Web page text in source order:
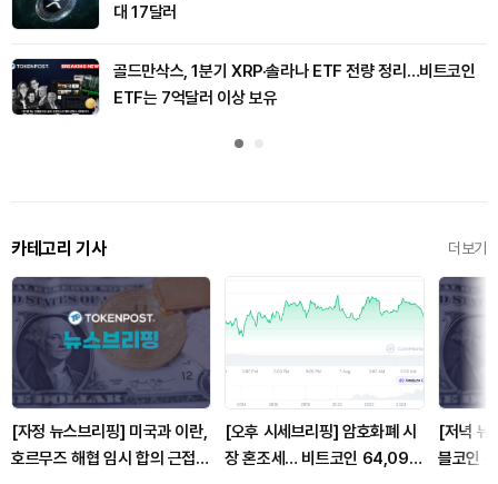
대 17달러
골드만삭스, 1분기 XRP·솔라나 ETF 전량 정리…비트코인
ETF는 7억달러 이상 보유
카테고리 기사 더보기
[자정 뉴스브리핑] 미국과 이란,
호르무즈 해협 임시 합의 근접
[오후 시세브리핑] 암호화폐 시
장 혼조세… 비트코인 64,090
[저녁 뉴
블코인